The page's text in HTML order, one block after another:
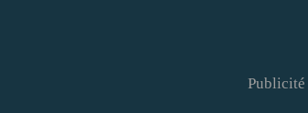
Publicité